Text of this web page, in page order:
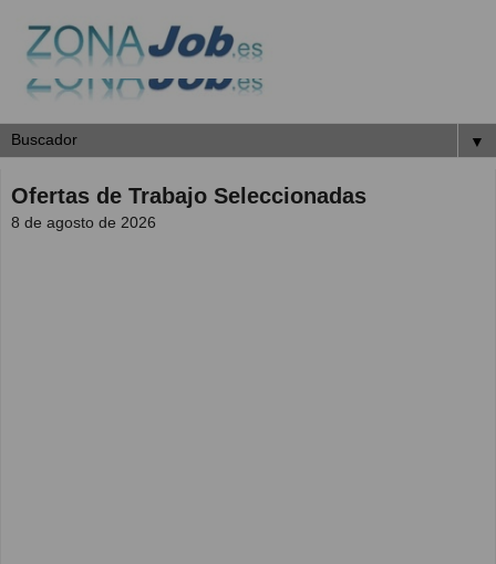
▼
Ofertas de Trabajo Seleccionadas
8 de agosto de 2026